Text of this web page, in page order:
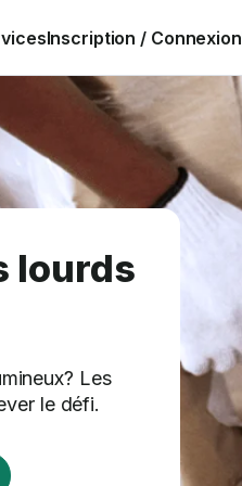
Inscription / Connexion
lourds
Les
le défi.